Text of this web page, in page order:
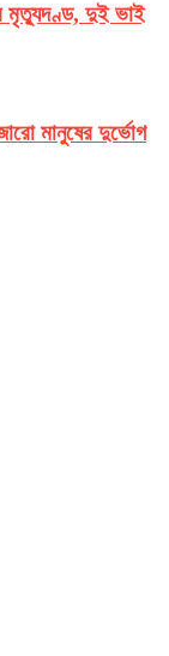
মৃত্যুদণ্ড, দুই ভাই
মানুষের দুর্ভোগ